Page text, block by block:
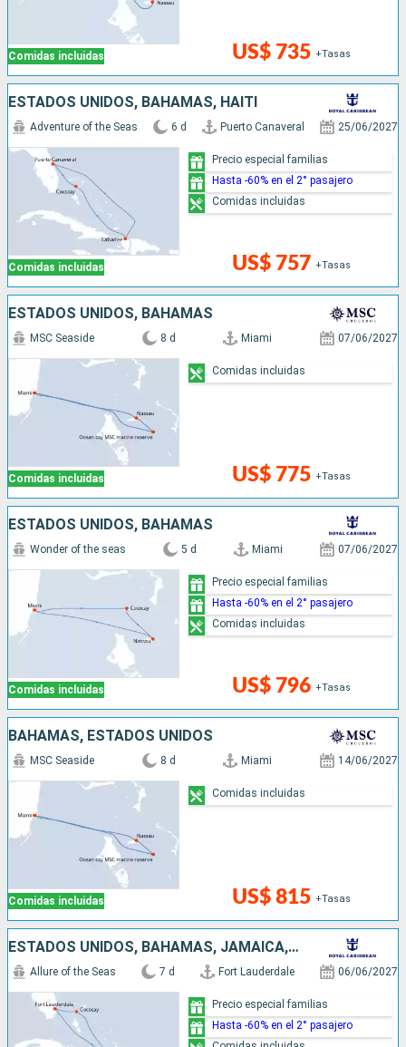
Comidas incluidas US$ 735 +Tasas
ESTADOS UNIDOS, BAHAMAS, HAITI
Comidas incluidas
Adventure of the Seas 6 d Puerto Canaveral 25/06/2027
US$ 757 +Tasas
Precio especial familias
Hasta -60% en el 2° pasajero
Comidas incluidas
ESTADOS UNIDOS, BAHAMAS
Comidas incluidas
MSC Seaside 8 d Miami 07/06/2027
US$ 775 +Tasas
Comidas incluidas
ESTADOS UNIDOS, BAHAMAS
Comidas incluidas
Wonder of the seas 5 d Miami 07/06/2027
US$ 796 +Tasas
Precio especial familias
Hasta -60% en el 2° pasajero
Comidas incluidas
BAHAMAS, ESTADOS UNIDOS
Comidas incluidas
MSC Seaside 8 d Miami 14/06/2027
US$ 815 +Tasas
Comidas incluidas
ESTADOS UNIDOS, BAHAMAS, JAMAICA, HAITI
Allure of the Seas 7 d Fort Lauderdale 06/06/2027
Precio especial familias
Hasta -60% en el 2° pasajero